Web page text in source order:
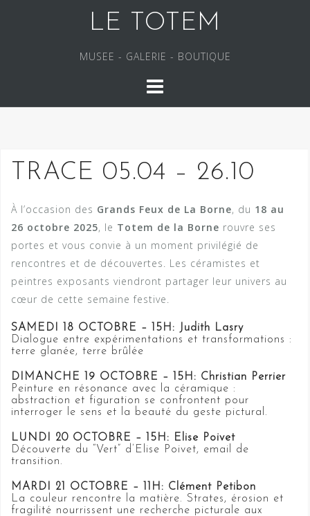
LE TOTEM
MUSEE - GALERIE - BOUTIQUE
TRACE 05.04 – 26.10
À l’occasion des Grands Feux de La Borne, du 18 au
26 octobre 2025, le Totem de la Borne rouvre ses
portes et vous convie à un moment privilégié de
rencontres et de découvertes. Les céramistes et
peintres exposants viendront partager leur univers au
cœur de cette semaine festive.
SAMEDI 18 OCTOBRE – 15H: Judith Lasry
Dialogue entre expérimentations et transformations :
terre glanée, terre brûlée
DIMANCHE 19 OCTOBRE – 15H: Christian Perrier
Peinture en résonance avec la céramique :
abstraction et figuration se confrontent pour
interroger le sens et la beauté du geste pictural.
LUNDI 20 OCTOBRE – 15H: Elise Poivet
Découverte du “Vert” d’Elise Poivet, email de
transition.
MARDI 21 OCTOBRE – 11H: Clément Petibon
La couleur rencontre la matière. Strates, érosion et
fragilité nourrissent une recherche picturale aux